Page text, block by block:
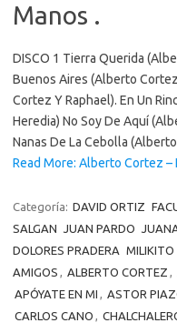
Manos .
DISCO 1 Tierra Querida
Buenos Aires (Alberto
Cortez Y Raphael). En Un
Heredia) No Soy De Aquí
Nanas De La Cebolla
Read More: Alberto Cortez –
Categoría: DAVID ORTIZ
SALGAN JUAN PARDO
DOLORES PRADERA MILIKITO
AMIGOS , ALBERTO CORTEZ ,
APÓYATE EN MI , ASTOR
CARLOS CANO ,